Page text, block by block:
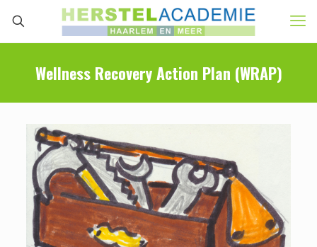
Wellness Recovery Action Plan (WRAP)